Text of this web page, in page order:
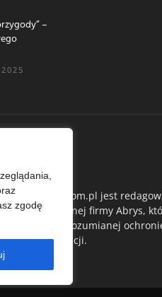
zgodę
–
Ekoedu.com.pl jest
Ekologicznej firmy Abrys,
szeroko rozumianej
ekoedukacji.